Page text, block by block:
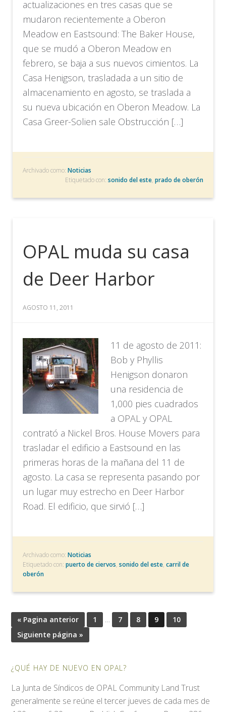
actualizaciones en tres casas que se
mudaron recientemente a Oberon
Meadow en Eastsound: The Baker House,
que se mudó a Oberon Meadow en
febrero, se baja a sus nuevos cimientos. La
Casa Henigson, trasladada a un sitio de
almacenamiento en agosto, se traslada a
su nueva ubicación en Oberon Meadow. La
Casa Greer-Solien sale Obstrucción […]
Archivado como:Noticias
Etiquetado con: sonido del este, prado de oberón
OPAL muda su casa
de Deer Harbor
AGOSTO 11, 2011
11 de agosto de 2011:
Bob y Phyllis
Henigson donaron
una residencia de
1,000 pies cuadrados
a OPAL y OPAL
contrató a Nickel Bros. House Movers para
trasladar el edificio a Eastsound en las
primeras horas de la mañana del 11 de
agosto. La casa se representa pasando por
un lugar muy estrecho en Deer Harbor
Road. El edificio, que sirvió […]
Archivado como:Noticias
Etiquetado con:puerto de ciervos,sonido del este,carril de
oberón
« Pagina anterior 1 … 7 8 9
10
Siguiente página »
¿QUÉ HAY DE NUEVO EN OPAL?
La Junta de Síndicos de OPAL Community Land Trust
generalmente se reúne el tercer jueves de cada mes de